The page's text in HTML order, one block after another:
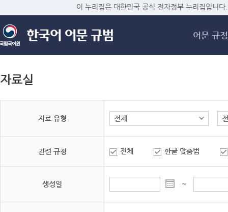
메
이 누리집은 대한민국 공식 전자정부 누리집입니다.
어문 규정
자료실
자료 유형
관련 규정 전체 한글 맞춤법
생성일 ~